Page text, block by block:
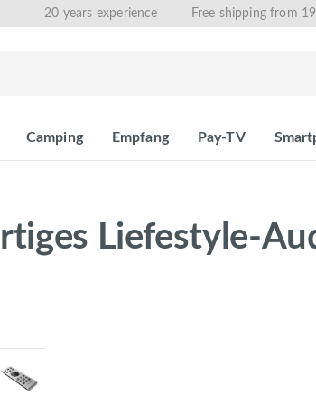
20 years experience Free shipping from
Camping Empfang Pay-TV
Liefestyle-